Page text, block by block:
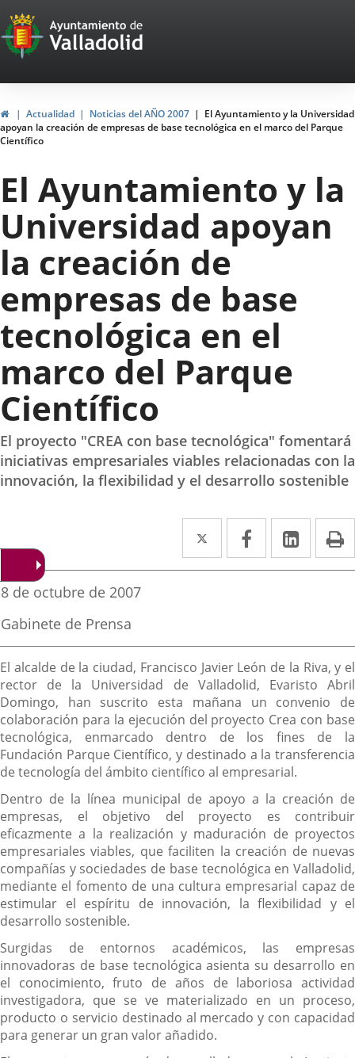
Portal
Web
del
Ayuntamiento
de
Valladolid
InicioActualidad Noticias del AÑO 2007
El Ayuntamiento y la Universidad
apoyan la creación de empresas de base tecnológica en el marco del Parque
Científico
El Ayuntamiento y la
Universidad apoyan
la creación de
empresas de base
tecnológica en el
marco del Parque
Científico
El proyecto "CREA con base tecnológica" fomentará
iniciativas empresariales viables relacionadas con la
innovación, la flexibilidad y el desarrollo sostenible
Twitter
Enlace
a
externa.
Facebook
Enlace
a
externa.
Enlace
a
Fecha
la
noticia
8 de octubre de 2007
Fuente
la
noticia
Gabinete de Prensa
Descripción
El alcalde de la ciudad, Francisco Javier León de la Riva, y el
rector de la Universidad de Valladolid, Evaristo Abril
Domingo, han suscrito esta mañana un convenio de
colaboración para la ejecución del proyecto Crea con base
tecnológica, enmarcado dentro de los fines de la
Fundación Parque Científico, y destinado a la transferencia
de tecnología del ámbito científico al empresarial.
Dentro de la línea municipal de apoyo a la creación de
empresas, el objetivo del proyecto es contribuir
eficazmente a la realización y maduración de proyectos
empresariales viables, que faciliten la creación de nuevas
compañías y sociedades de base tecnológica en Valladolid,
mediante el fomento de una cultura empresarial capaz de
estimular el espíritu de innovación, la flexibilidad y el
desarrollo sostenible.
Surgidas de entornos académicos, las empresas
innovadoras de base tecnológica asienta su desarrollo en
el conocimiento, fruto de años de laboriosa actividad
investigadora, que se ve materializado en un proceso,
producto o servicio destinado al mercado y con capacidad
para generar un gran valor añadido.